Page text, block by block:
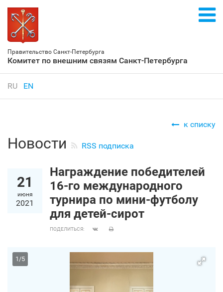
Правительство Санкт‑Петербурга
Комитет по внешним связям Санкт‑Петербурга
RU EN
к списку
Новости RSS подписка
21
июня
2021
Награждение победителей
16-го международного
турнира по мини-футболу
для детей-сирот
ПОДЕЛИТЬСЯ:
1/5